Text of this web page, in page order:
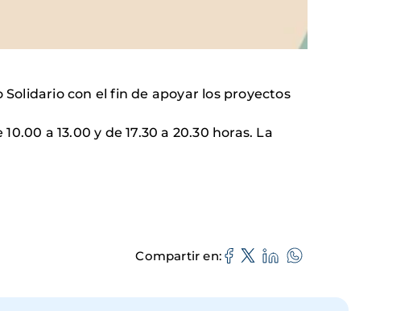
con el fin de apoyar los proyectos
a 13.00 y de 17.30 a 20.30 horas. La
Compartir en